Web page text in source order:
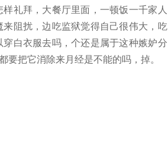
礼拜，大餐厅里面，一顿饭一千家人
阻扰，边吃监狱觉得自己很伟大，吃
白衣服去吗，个还是属于这种嫉妒分
把它消除来月经是不能的吗，掉。